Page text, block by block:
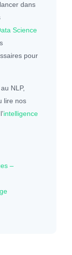
dans
Science
pour
NLP,
lire nos
intelligence
–